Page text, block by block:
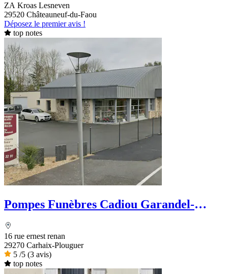
ZA Kroas Lesneven
29520 Châteauneuf-du-Faou
Déposez le premier avis !
top notes
Pompes Funèbres Cadiou Garandel-
16 rue ernest renan
29270 Carhaix-Plouguer
5 /5 (3 avis)
top notes